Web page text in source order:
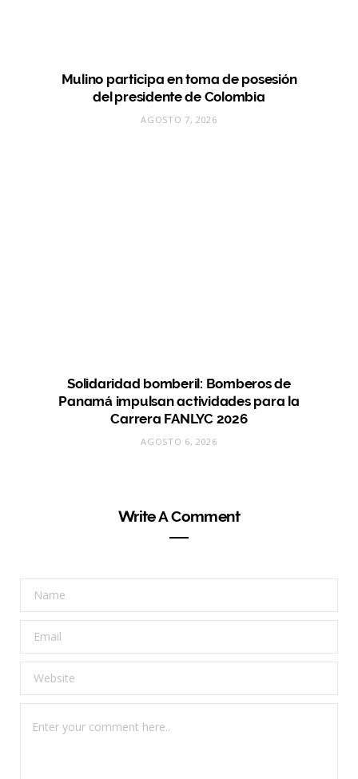
Mulino participa en toma de posesión
del presidente de Colombia
AGOSTO 7, 2026
Solidaridad bomberil: Bomberos de
Panamá impulsan actividades para la
Carrera FANLYC 2026
AGOSTO 6, 2026
Write A Comment